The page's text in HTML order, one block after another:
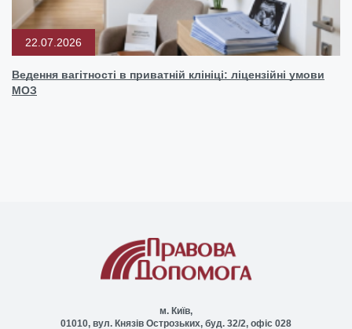
22.07.2026
Ведення вагітності в приватній клініці: ліцензійні умови
МОЗ
м. Київ,
01010, вул. Князів Острозьких, буд. 32/2, офіс 028